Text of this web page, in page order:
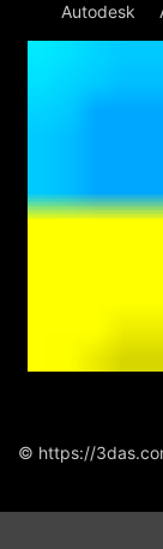
Autodesk
© https://